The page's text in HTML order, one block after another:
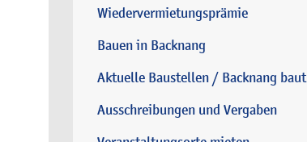
Wiedervermietungsprämie
Bauen in Backnang
Aktuelle Baustellen / Backnang baut
Ausschreibungen und Vergaben